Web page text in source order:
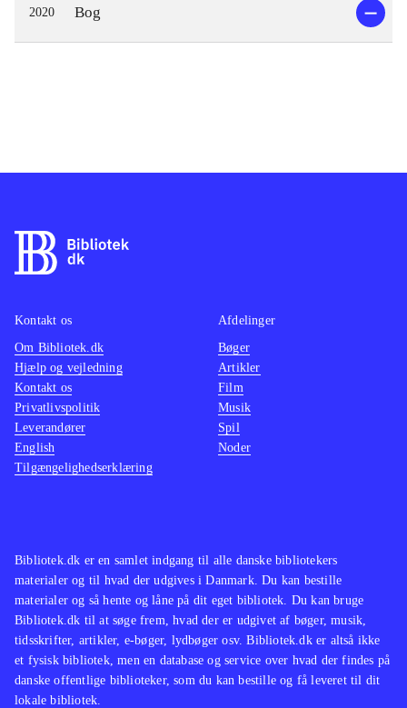
2020 Bog
Bibliotek.dk er en samlet indgang til alle danske bibliotekers
materialer og til hvad der udgives i Danmark. Du kan bestille
materialer og så hente og låne på dit eget bibliotek. Du kan bruge
Bibliotek.dk til at søge frem, hvad der er udgivet af bøger, musik,
tidsskrifter, artikler, e-bøger, lydbøger osv. Bibliotek.dk er altså ikke
et fysisk bibliotek, men en database og service over hvad der findes på
danske offentlige biblioteker, som du kan bestille og få leveret til dit
lokale bibliotek.
Kontakt os
Om Bibliotek.dk
Hjælp og vejledning
Kontakt os
Privatlivspolitik
Leverandører
English
Tilgængelighedserklæring
Afdelinger
Bøger
Artikler
Film
Musik
Spil
Noder